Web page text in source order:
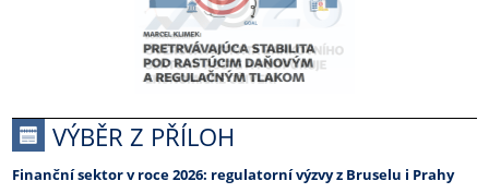
VÝBĚR Z PŘÍLOH
Finanční sektor v roce 2026: regulatorní výzvy z Bruselu i Prahy